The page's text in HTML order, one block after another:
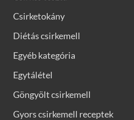
Csirketokány
Diétás csirkemell
Egyéb kategória
Egytálétel
Göngyölt csirkemell
Gyors csirkemell receptek